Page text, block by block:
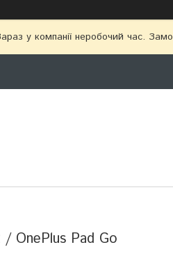
у компанії неробочий час.
OnePlus Pad Go